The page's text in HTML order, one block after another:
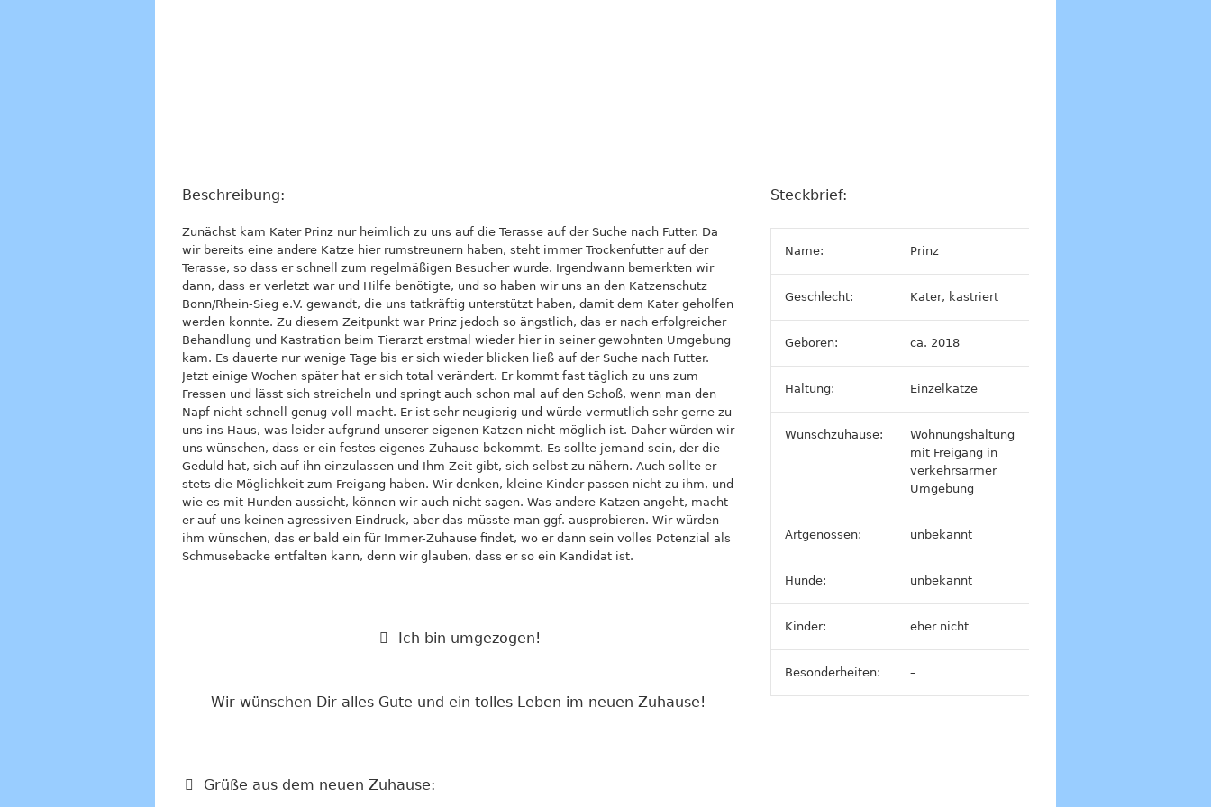
Beschreibung:
Zunächst kam Kater Prinz nur heimlich zu uns auf die Terasse auf der Suche nach Futter. Da
wir bereits eine andere Katze hier rumstreunern haben, steht immer Trockenfutter auf der
Terasse, so dass er schnell zum regelmäßigen Besucher wurde. Irgendwann bemerkten wir
dann, dass er verletzt war und Hilfe benötigte, und so haben wir uns an den Katzenschutz
Bonn/Rhein-Sieg e.V. gewandt, die uns tatkräftig unterstützt haben, damit dem Kater geholfen
werden konnte. Zu diesem Zeitpunkt war Prinz jedoch so ängstlich, das er nach erfolgreicher
Behandlung und Kastration beim Tierarzt erstmal wieder hier in seiner gewohnten Umgebung
kam. Es dauerte nur wenige Tage bis er sich wieder blicken ließ auf der Suche nach Futter.
Jetzt einige Wochen später hat er sich total verändert. Er kommt fast täglich zu uns zum
Fressen und lässt sich streicheln und springt auch schon mal auf den Schoß, wenn man den
Napf nicht schnell genug voll macht. Er ist sehr neugierig und würde vermutlich sehr gerne zu
uns ins Haus, was leider aufgrund unserer eigenen Katzen nicht möglich ist. Daher würden wir
uns wünschen, dass er ein festes eigenes Zuhause bekommt. Es sollte jemand sein, der die
Geduld hat, sich auf ihn einzulassen und Ihm Zeit gibt, sich selbst zu nähern. Auch sollte er
stets die Möglichkeit zum Freigang haben. Wir denken, kleine Kinder passen nicht zu ihm, und
wie es mit Hunden aussieht, können wir auch nicht sagen. Was andere Katzen angeht, macht
er auf uns keinen agressiven Eindruck, aber das müsste man ggf. ausprobieren. Wir würden
ihm wünschen, das er bald ein für Immer-Zuhause findet, wo er dann sein volles Potenzial als
Schmusebacke entfalten kann, denn wir glauben, dass er so ein Kandidat ist.
Ich bin umgezogen!
Wir wünschen Dir alles Gute und ein tolles Leben im neuen Zuhause!
Steckbrief:
Name: Prinz
Geschlecht: Kater, kastriert
Geboren: ca. 2018
Haltung: Einzelkatze
Wunschzuhause:
Wohnungshaltung
mit Freigang in
verkehrsarmer
Umgebung
Artgenossen: unbekannt
Hunde: unbekannt
Kinder: eher nicht
Besonderheiten: –
Grüße aus dem neuen Zuhause: